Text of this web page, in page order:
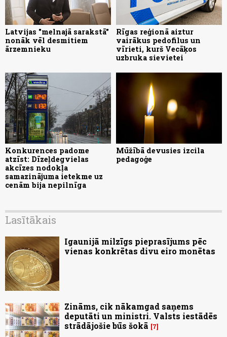
Latvijas "melnajā sarakstā"
nonāk vēl desmitiem
ārzemnieku
Rīgas reģionā aiztur
vairākus pedofilus un
vīrieti, kurš Vecāķos
uzbruka sievietei
Konkurences padome
atzīst: Dīzeļdegvielas
akcīzes nodokļa
samazinājuma ietekme uz
cenām bija nepilnīga
Mūžībā devusies izcila
pedagoģe
Lasītākais
Igaunijā milzīgs pieprasījums pēc
vienas konkrētas divu eiro monētas
Zināms, cik nākamgad saņems
deputāti un ministri. Valsts iestādēs
strādājošie būs šokā
7